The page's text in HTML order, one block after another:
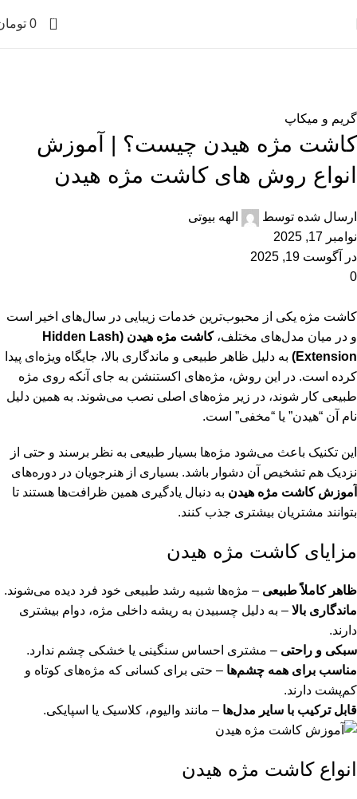
0
0
گریم و میکاپ
کاشت مژه هیدن چیست؟ | آموزش
انواع روش های کاشت مژه هیدن
ارسال شده توسط
الهه بیوتی
نوامبر 17, 2025
در آگوست 19, 2025
0
کاشت مژه یکی از محبوب‌ترین خدمات زیبایی در سال‌های اخیر است
و در میان مدل‌های مختلف،کاشت مژه هیدن
(Hidden Lash
Extension)
به دلیل ظاهر طبیعی و ماندگاری بالا، جایگاه ویژه‌ای پیدا
کرده است. در این روش، مژه‌های اکستنشن به جای آنکه روی مژه
طبیعی کار شوند، در زیر مژه‌های اصلی نصب می‌شوند. به همین دلیل
نام آن “هیدن” یا “مخفی” است.
این تکنیک باعث می‌شود مژه‌ها بسیار طبیعی به نظر برسند و حتی از
نزدیک هم تشخیص آن دشوار باشد. بسیاری از هنرجویان در دوره‌های
آموزش کاشت مژه هیدن به دنبال یادگیری همین ظرافت‌ها هستند تا
بتوانند مشتریان بیشتری جذب کنند.
مزایای کاشت مژه هیدن
ظاهر کاملاً طبیعی – مژه‌ها شبیه رشد طبیعی خود فرد دیده می‌شوند.
ماندگاری بالا – به دلیل چسبیدن به ریشه داخلی مژه، دوام بیشتری
دارند.
سبکی و راحتی – مشتری احساس سنگینی یا خشکی چشم ندارد.
مناسب برای همه چشم‌ها – حتی برای کسانی که مژه‌های کوتاه و
کم‌پشت دارند.
قابل ترکیب با سایر مدل‌ها – مانند والیوم، کلاسیک یا اسپایکی.
انواع کاشت مژه هیدن